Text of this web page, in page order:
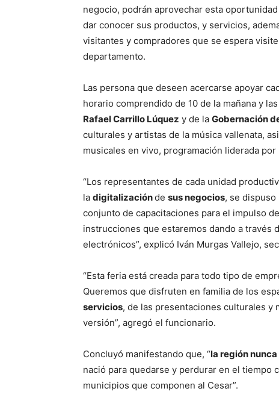
negocio, podrán aprovechar esta
dar conocer sus productos, y servicios,
visitantes y compradores que se espera
departamento.
Las persona que deseen acercarse apoyar
horario comprendido de 10 de la mañana y
Rafael Carrillo Lúquez y de la Gobernación
culturales y artistas de la música vallenata,
musicales en vivo, programación liderada por
“Los representantes de cada unidad
la digitalizaciónde sus negocios, se
conjunto de capacitaciones para el impulso
instrucciones que estaremos dando a través
electrónicos”, explicó Iván Murgas Vallejo,
“Esta feria está creada para todo tipo de
Queremos que disfruten en familia de los
servicios, de las presentaciones culturales y
versión”, agregó el funcionario.
Concluyó manifestando que, “la región
nació para quedarse y perdurar en el tiempo
municipios que componen al Cesar”.